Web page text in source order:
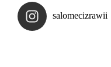
salomecizrawii